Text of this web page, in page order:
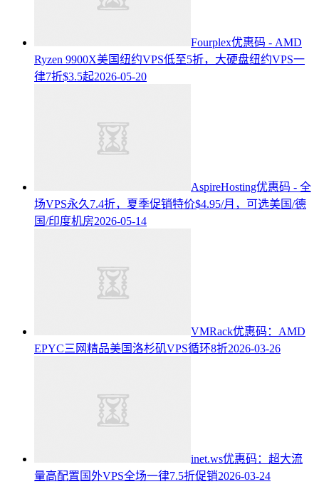
Fourplex优惠码 - AMD
Ryzen 9900X美国纽约VPS低至5折，大硬盘纽约VPS一
律7折$3.5起2026-05-20
AspireHosting优惠码 - 全
场VPS永久7.4折，夏季促销特价$4.95/月，可选美国/德
国/印度机房2026-05-14
VMRack优惠码：AMD
EPYC三网精品美国洛杉矶VPS循环8折2026-03-26
inet.ws优惠码：超大流
量高配置国外VPS全场一律7.5折促销2026-03-24